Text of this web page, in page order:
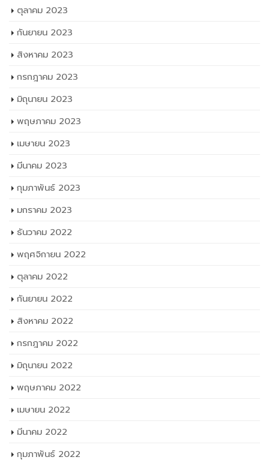
ตุลาคม 2023
กันยายน 2023
สิงหาคม 2023
กรกฎาคม 2023
มิถุนายน 2023
พฤษภาคม 2023
เมษายน 2023
มีนาคม 2023
กุมภาพันธ์ 2023
มกราคม 2023
ธันวาคม 2022
พฤศจิกายน 2022
ตุลาคม 2022
กันยายน 2022
สิงหาคม 2022
กรกฎาคม 2022
มิถุนายน 2022
พฤษภาคม 2022
เมษายน 2022
มีนาคม 2022
กุมภาพันธ์ 2022